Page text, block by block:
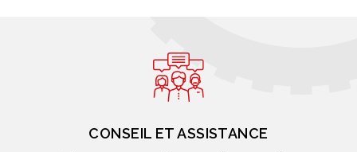
CONSEIL ET ASSISTANCE